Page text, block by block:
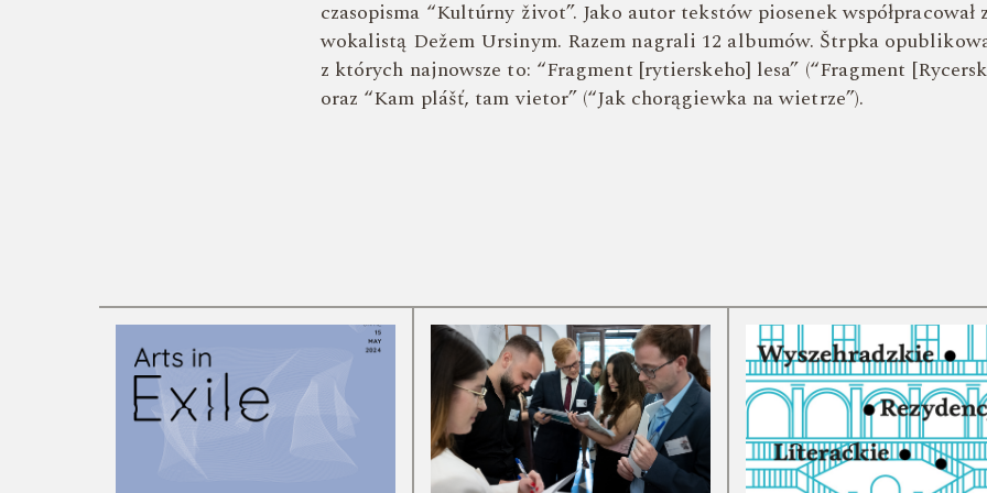
czasopisma “Kultúrny život”. Jako autor tekstów piosenek współpracował
wokalistą Dežem Ursinym. Razem nagrali 12 albumów. Štrpka
z których najnowsze to: “Fragment [rytierskeho] lesa” (“Fragment
oraz “Kam plášť, tam vietor” (“Jak chorągiewka na wietrze”).